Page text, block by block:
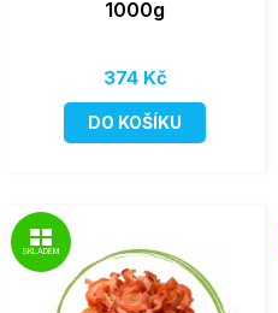
1000g
374 Kč
DO KOŠÍKU
SKLADEM